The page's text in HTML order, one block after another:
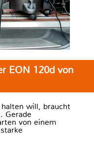
EON 120d von
will, braucht
Gerade
von einem